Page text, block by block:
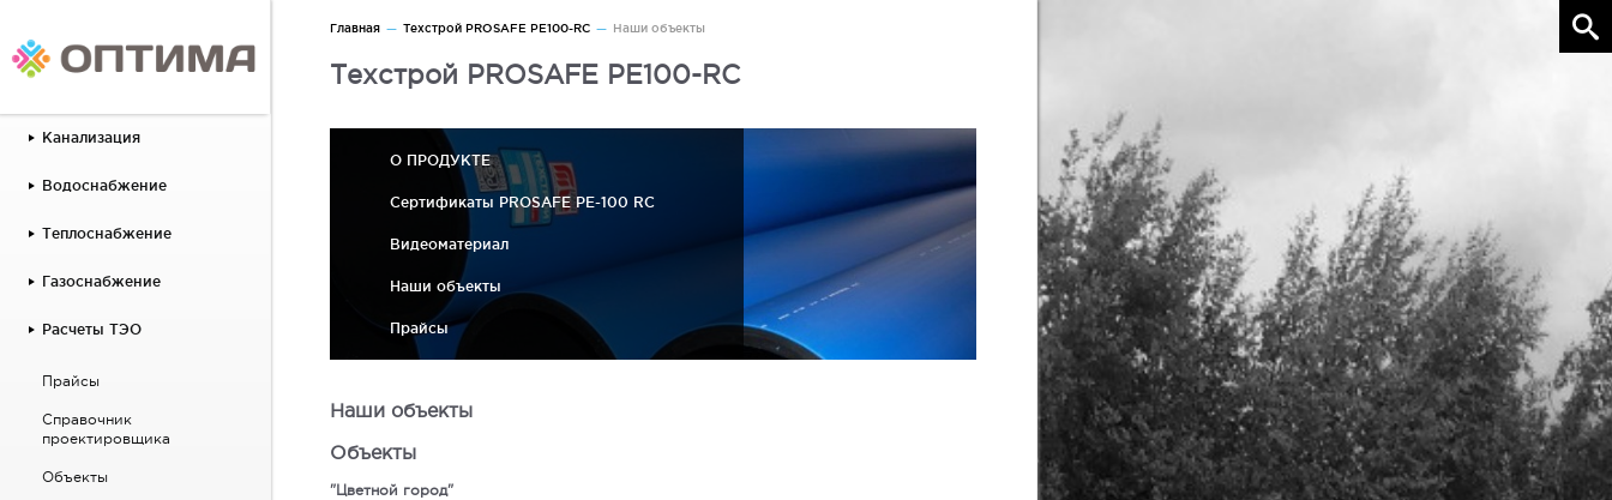
Канализация
Водоснабжение
Теплоснабжение
Газоснабжение
Расчеты ТЭО
Прайсы
Справочник
проектировщика
Объекты
Главная Техстрой PROSAFE PE100-RC Наши объекты
Техстрой PROSAFE PE100-RC
О ПРОДУКТЕ
Сертификаты PROSAFE PE-100 RC
Видеоматериал
Наши объекты
Прайсы
Наши объекты
Объекты
"Цветной город"